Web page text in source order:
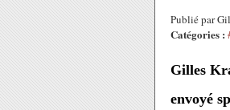
Publié par
Catégories :
Gilles
envoyé